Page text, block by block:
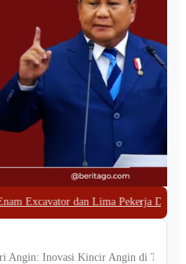
Pekerja Diamankan|#4 -Bappeda
Angin: Inovasi Kincir Angin di